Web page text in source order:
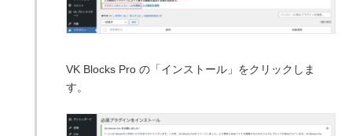
VK Blocks Pro の「インストール」をクリックしま
す。